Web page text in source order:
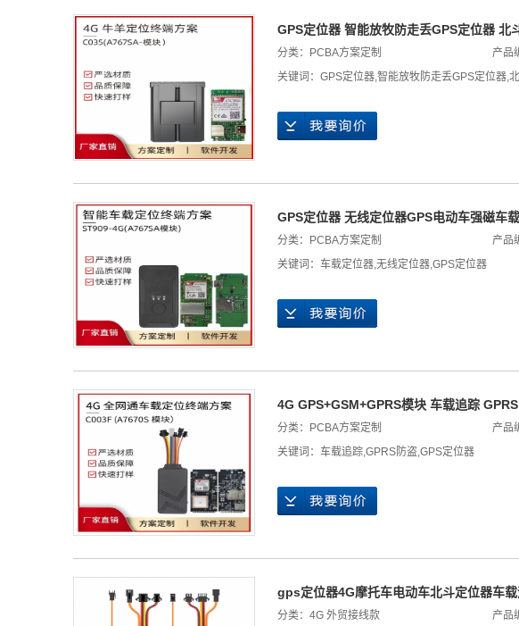
GPS定位器 智能放牧防走丢GPS定位器 北
分类： PCBA方案定制 产品
关键词： GPS定位器,智能放牧防走丢GPS定位器,
GPS定位器 无线定位器GPS电动车强磁车
分类： PCBA方案定制 产品
关键词： 车载定位器,无线定位器,GPS定位器
4G GPS+GSM+GPRS模块 车载追踪
分类： PCBA方案定制 产品
关键词： 车载追踪,GPRS防盗,GPS定位器
gps定位器4G摩托车电动车北斗定位器车
分类： 4G 外贸接线款 产品